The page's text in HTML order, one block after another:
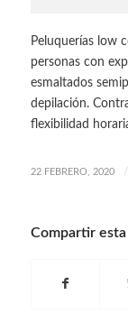
Peluquerías low
personas con
esmaltados
depilación.
flexibilidad
22 FEBRERO, 2020 /
Compartir